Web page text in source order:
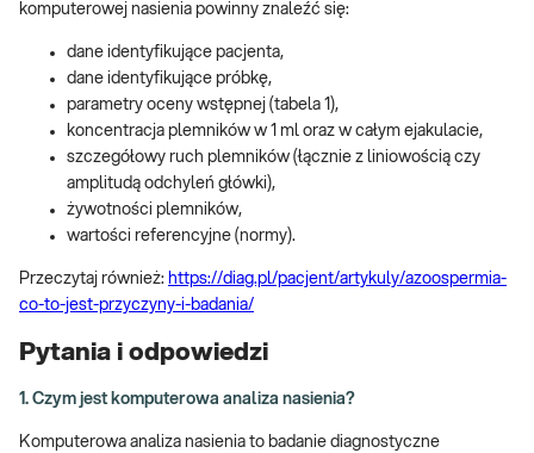
komputerowej nasienia powinny znaleźć się:
dane identyfikujące pacjenta,
dane identyfikujące próbkę,
parametry oceny wstępnej (tabela 1),
koncentracja plemników w 1 ml oraz w całym ejakulacie,
szczegółowy ruch plemników (łącznie z liniowością czy
amplitudą odchyleń główki),
żywotności plemników,
wartości referencyjne (normy).
Przeczytaj również: https://diag.pl/pacjent/artykuly/azoospermia-
co-to-jest-przyczyny-i-badania/
Pytania i odpowiedzi
1. Czym jest komputerowa analiza nasienia?
Komputerowa analiza nasienia to badanie diagnostyczne